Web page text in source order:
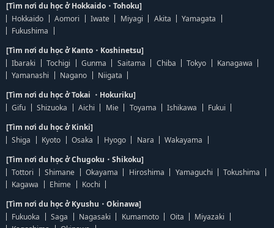
[Tìm nơi du học ở Hokkaido・Tohoku]
Hokkaido
Aomori Iwate Miyagi Akita
Yamagata
Fukushima
[Tìm nơi du học ở Kanto・Koshinetsu]
Ibaraki
Tochigi Gunma Saitama Chiba Tokyo
Kanagawa
Yamanashi
Nagano
Niigata
[Tìm nơi du học ở Tokai ・Hokuriku]
Gifu
Shizuoka Aichi Mie Toyama Ishikawa
Fukui
[Tìm nơi du học ở Kinki]
Shiga
Kyoto Osaka Hyogo Nara
Wakayama
[Tìm nơi du học ở Chugoku・Shikoku]
Tottori
Shimane Okayama Hiroshima Yamaguchi
Tokushima
Kagawa
Ehime
Kochi
[Tìm nơi du học ở Kyushu・Okinawa]
Fukuoka
Saga Nagasaki Kumamoto Oita
Miyazaki